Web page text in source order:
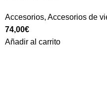
Accesorios,Accesorios de
74,00€
Añadir al carrito